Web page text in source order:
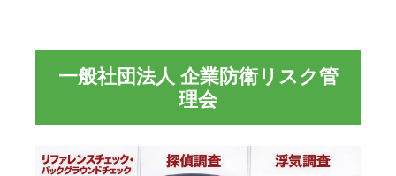
一般社団法人 企業防衛リスク管
理会